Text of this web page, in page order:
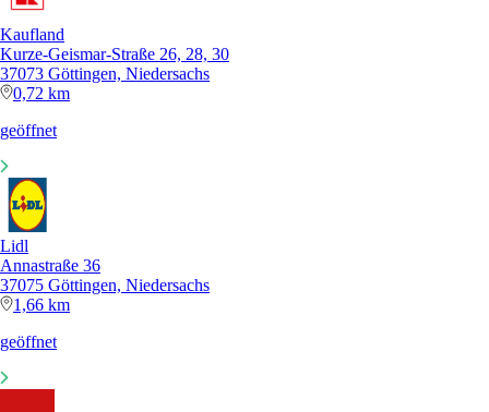
Kaufland
Kurze-Geismar-Straße 26, 28, 30
37073 Göttingen, Niedersachs
0,72 km
geöffnet
Lidl
Annastraße 36
37075 Göttingen, Niedersachs
1,66 km
geöffnet